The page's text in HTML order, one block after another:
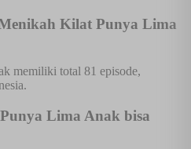
Kilat Punya Lima
memiliki total 81 episode,
Lima Anak bisa